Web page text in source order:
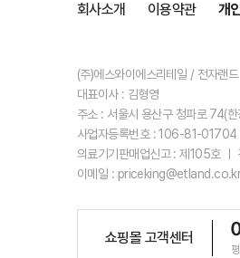
회사소개 이용약관 개
(주)에스와이에스리테일 / 전자랜드
대표이사 : 김형영
주소 : 서울시 용산구 청파로 74(
사업자등록번호 : 106-81-01704
의료기기판매업신고 : 제105호
이메일 :
쇼핑몰 고객센터